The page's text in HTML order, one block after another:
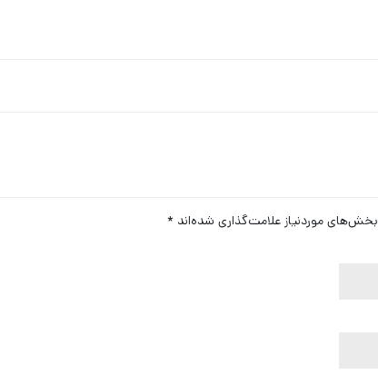
بخش‌های موردنیاز علامت‌گذاری شده‌اند *